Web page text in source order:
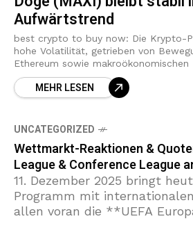
Aufwärtstrend
best crypto to buy now: Die Krypto-
hohe Volatilität, getrieben von
Ethereum sowie makroökonomischen
unruhigen Kryptomarkt suchen
solidemMEHR LESEN
UNCATEGORIZED
Wettmarkt-Reaktionen &
League & Conference League
11. Dezember 2025 bringt
Programm mit
allen voran die **UEFA